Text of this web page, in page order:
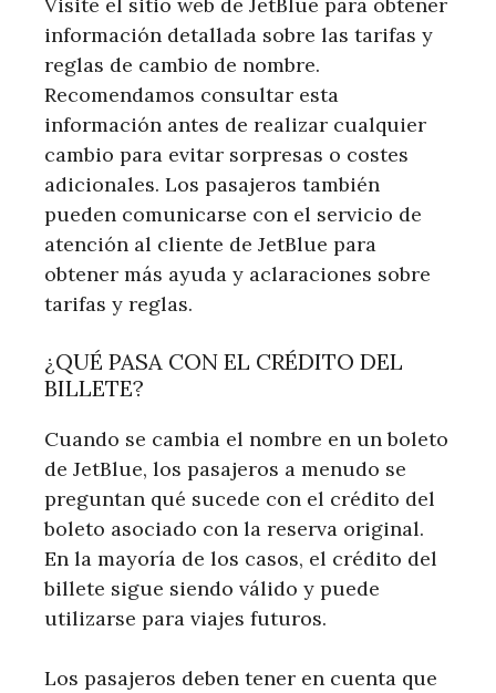
información detallada sobre las tarifas y
reglas de cambio de nombre.
Recomendamos consultar esta
información antes de realizar cualquier
cambio para evitar sorpresas o costes
adicionales. Los pasajeros también
pueden comunicarse con el servicio de
atención al cliente de JetBlue para
obtener más ayuda y aclaraciones sobre
tarifas y reglas.
¿QUÉ PASA CON EL CRÉDITO DEL
BILLETE?
Cuando se cambia el nombre en un boleto
de JetBlue, los pasajeros a menudo se
preguntan qué sucede con el crédito del
boleto asociado con la reserva original.
En la mayoría de los casos, el crédito del
billete sigue siendo válido y puede
utilizarse para viajes futuros.
Los pasajeros deben tener en cuenta que